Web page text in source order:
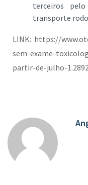
terceiros
transporte
LINK: https://
sem-exame-
partir-de-julho-